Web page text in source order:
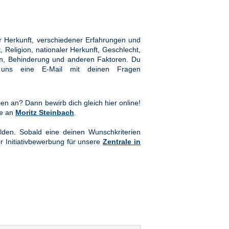
verschiedener Erfahrungen und
nationaler Herkunft, Geschlecht,
Behinderung und anderen Faktoren. Du
eine E-Mail mit deinen Fragen
an? Dann bewirb dich gleich hier online!
an Moritz Steinbach
Sobald eine deinen Wunschkriterien
Initiativbewerbung für unsereZentrale in